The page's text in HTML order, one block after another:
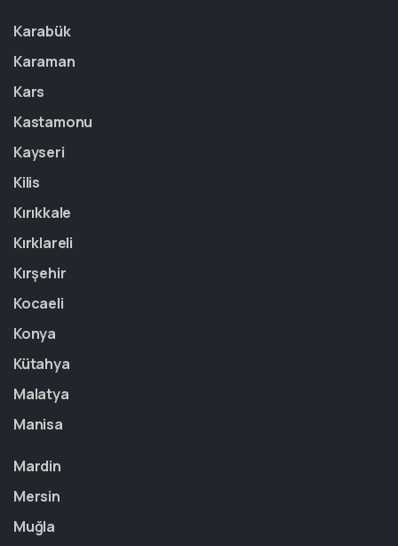
Karabük
Karaman
Kars
Kastamonu
Kayseri
Kilis
Kırıkkale
Kırklareli
Kırşehir
Kocaeli
Konya
Kütahya
Malatya
Manisa
Mardin
Mersin
Muğla